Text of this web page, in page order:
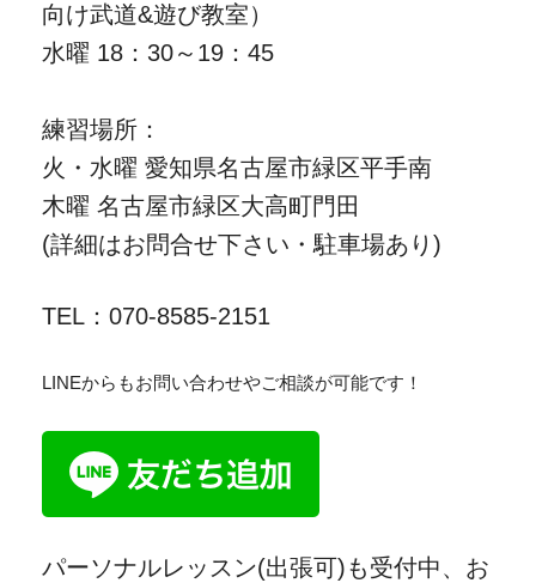
向け武道&遊び教室）
水曜 18：30～19：45
練習場所：
火・水曜 愛知県名古屋市緑区平手南
木曜 名古屋市緑区大高町門田
(詳細はお問合せ下さい・駐車場あり)
TEL：070-8585-2151
LINEからもお問い合わせやご相談が可能です！
パーソナルレッスン(出張可)も受付中、お